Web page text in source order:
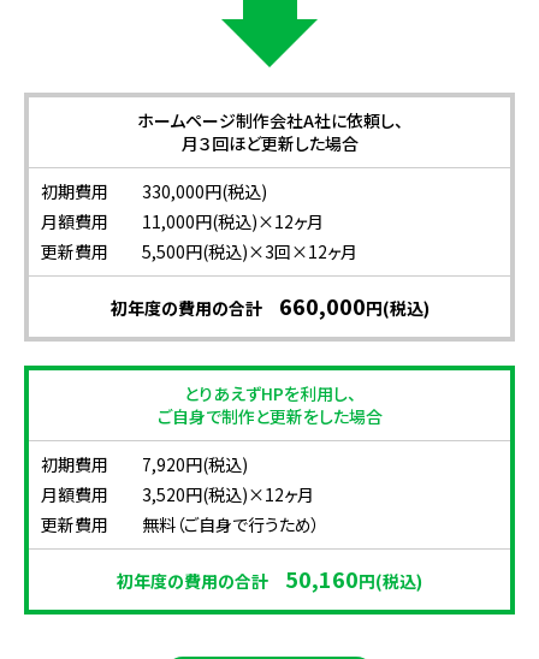
ホームページ制作会社A社に依頼し、
月３回ほど更新した場合
初期費用 330,000円(税込)
月額費用 11,000円(税込)×12ヶ月
更新費用 5,500円(税込)×3回×12ヶ月
初年度の費用の合計 660,000円(税込)
とりあえずHPを利用し、
ご自身で制作と更新をした場合
初期費用 7,920円(税込)
月額費用 3,520円(税込)×12ヶ月
更新費用 無料（ご自身で行うため）
初年度の費用の合計 50,160円(税込)